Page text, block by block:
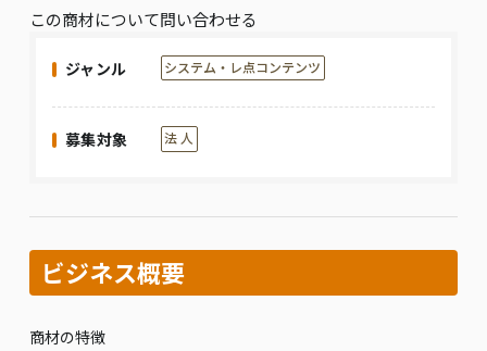
この商材について問い合わせる
ジャンル システム・レ点コンテンツ
募集対象 法 人
ビジネス概要
商材の特徴